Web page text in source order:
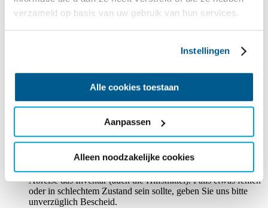
verzameld op basis van uw gebruik van hun services.
Instellingen
Alle cookies toestaan
Aanpassen
Alleen noodzakelijke cookies
Gruppenunterkunft >>
Hausordnung des Wassersportzentrums It Sailhûs
Die Terrasse an der Seite des Gebäudes ist für alle Gäste des
Gäste der Gruppenunterkunft am Sailhûs haben eine private
Terrasse in ihrer Unterkunft.
Es ist erlaubt, auf der Terrasse zu grillen. Auf dem Steg ist das
Grillen verboten.
Im gesamten Gebäude ist
Sie im Außenbereich Rücksicht auf die anderen Gäste.
Die Unterkunft ist besenrein mit sauberer Küche und
In der Infomappe in Ihrem Unterkunft finden Sie eine
Inventarliste. Kontrollieren Sie bitte bei Ihrer Ankunft und
Abreise das Inventar (auch die Hilfsmittel). Falls etwas fehlen
oder in schlechtem Zustand sein sollte, geben Sie uns bitte
unverzüglich Bescheid.